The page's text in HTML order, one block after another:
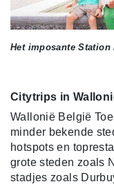
Het imposante
Citytrips in
Wallonië België
minder bekende
hotspots en
grote steden zoals
stadjes zoals